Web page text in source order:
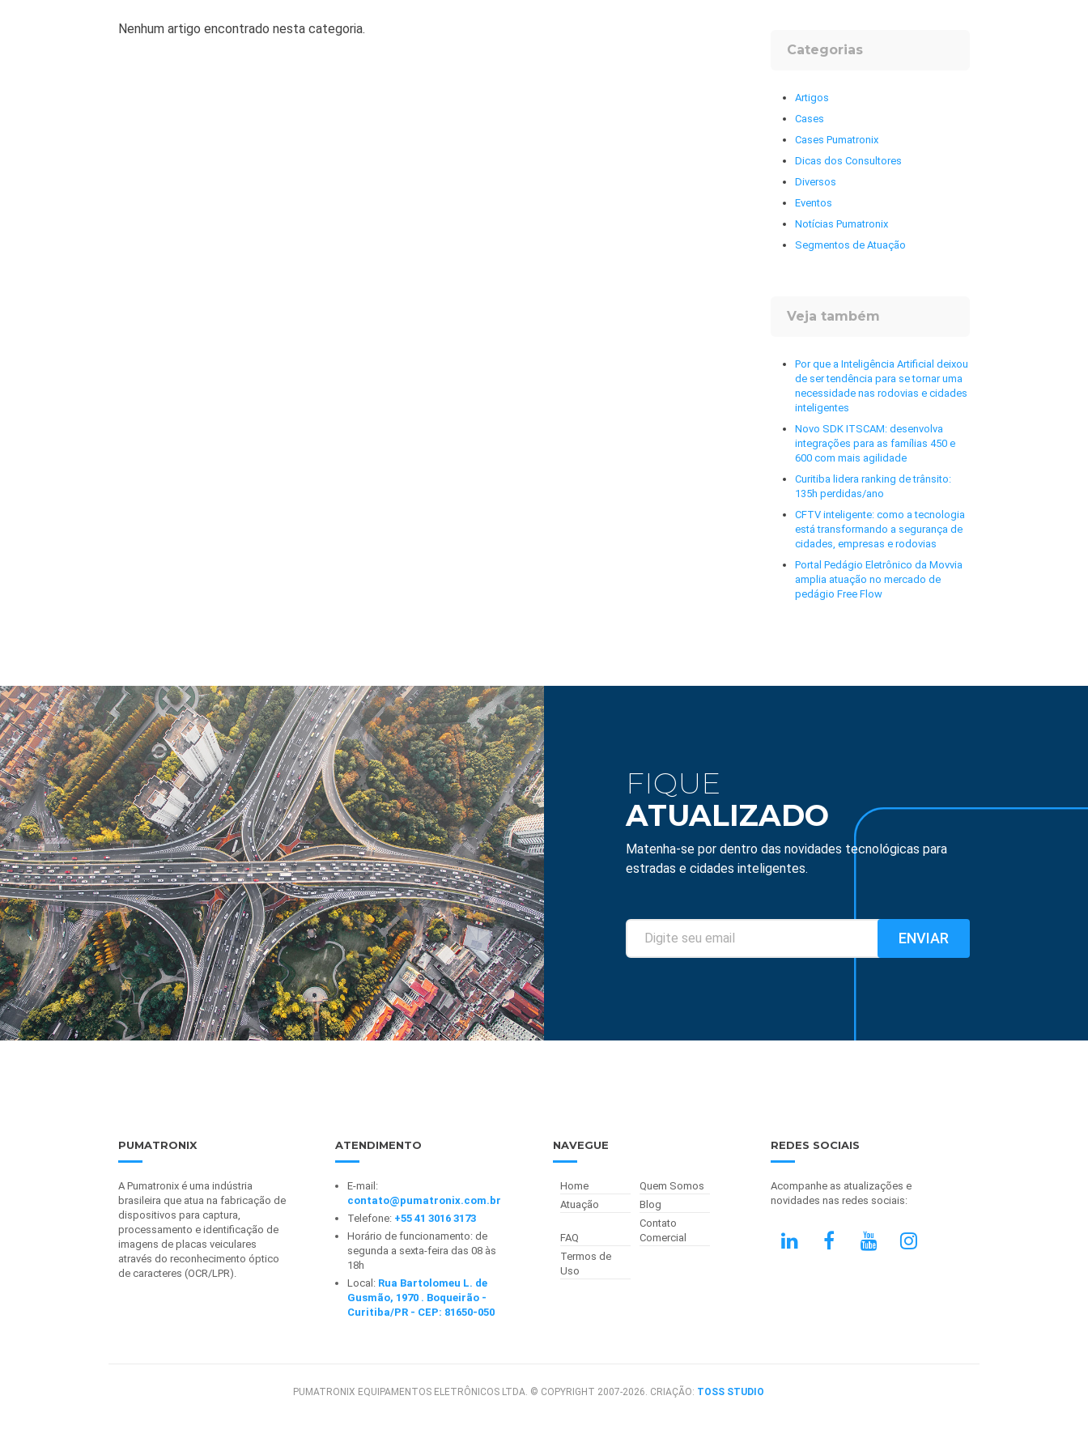
Nenhum artigo encontrado nesta categoria.
Categorias
Artigos
Cases
Cases Pumatronix
Dicas dos Consultores
Diversos
Eventos
Notícias Pumatronix
Segmentos de Atuação
Veja também
Por que a Inteligência Artificial deixou
de ser tendência para se tornar uma
necessidade nas rodovias e cidades
inteligentes
Novo SDK ITSCAM: desenvolva
integrações para as famílias 450 e
600 com mais agilidade
Curitiba lidera ranking de trânsito:
135h perdidas/ano
CFTV inteligente: como a tecnologia
está transformando a segurança de
cidades, empresas e rodovias
Portal Pedágio Eletrônico da Movvia
amplia atuação no mercado de
pedágio Free Flow
FIQUE
ATUALIZADO
Matenha-se por dentro das novidades tecnológicas para
estradas e cidades inteligentes.
PUMATRONIX
A Pumatronix é uma indústria
brasileira que atua na fabricação de
dispositivos para captura,
processamento e identificação de
imagens de placas veiculares
através do reconhecimento óptico
de caracteres (OCR/LPR).
ATENDIMENTO
E-mail:
contato@pumatronix.com.br
Telefone: +55 41 3016 3173
Horário de funcionamento: de
segunda a sexta-feira das 08 às
18h
Local: Rua Bartolomeu L. de
Gusmão, 1970 . Boqueirão -
Curitiba/PR - CEP: 81650-050
NAVEGUE
Home
Quem Somos
Atuação
Blog
FAQ
Contato
Comercial
Termos de
Uso
REDES SOCIAIS
Acompanhe as atualizações e
novidades nas redes sociais:
PUMATRONIX EQUIPAMENTOS ELETRÔNICOS LTDA. © COPYRIGHT 2007-2026. CRIAÇÃO: TOSS STUDIO